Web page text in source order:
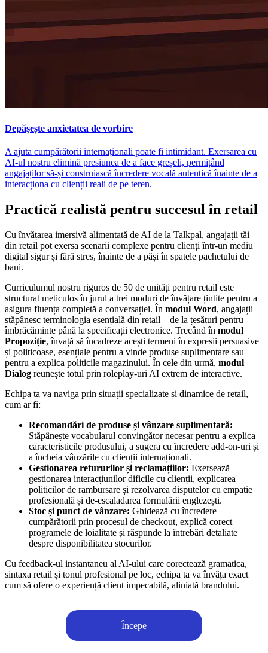
Depășește anxietatea de vorbire
A ajuta cumpărătorii internaționali poate fi intimidant. Exersarea cu
AI-ul nostru elimină presiunea de a face greșeli, permițând
angajaților să-și construiască încredere vocală autentică înainte de a
interacționa cu clienții reali de pe teren.
Practică realistă pentru succesul în retail
Cu învățarea imersivă alimentată de AI de la Talkpal, angajații tăi
din retail pot exersa scenarii complexe pentru clienți într-un mediu
digital sigur și fără stres, înainte de a păși în spatele pachetului de
bani.
Curriculumul nostru riguros de 50 de unități pentru retail este
structurat meticulos în jurul a trei moduri de învățare țintite pentru a
asigura fluența completă a conversației. În modul Word, angajații
stăpânesc terminologia esențială din retail—de la țesături pentru
îmbrăcăminte până la specificații electronice. Trecând în modul
Propoziție, învață să încadreze acești termeni în expresii persuasive
și politicoase, esențiale pentru a vinde produse suplimentare sau
pentru a explica politicile magazinului. În cele din urmă, modul
Dialog reunește totul prin roleplay-uri AI extrem de interactive.
Echipa ta va naviga prin situații specializate și dinamice de retail,
cum ar fi:
Recomandări de produse și vânzare suplimentară:
Stăpânește vocabularul convingător necesar pentru a explica
caracteristicile produsului, a sugera cu încredere add-on-uri și
a încheia vânzările cu clienții internaționali.
Gestionarea retururilor și reclamațiilor: Exersează
gestionarea interacțiunilor dificile cu clienții, explicarea
politicilor de rambursare și rezolvarea disputelor cu empatie
profesională și de-escaladarea formulării englezești.
Stoc și punct de vânzare: Ghidează cu încredere
cumpărătorii prin procesul de checkout, explică corect
programele de loialitate și răspunde la întrebări detaliate
despre disponibilitatea stocurilor.
Cu feedback-ul instantaneu al AI-ului care corectează gramatica,
sintaxa retail și tonul profesional pe loc, echipa ta va învăța exact
cum să ofere o experiență client impecabilă, aliniată brandului.
Începe